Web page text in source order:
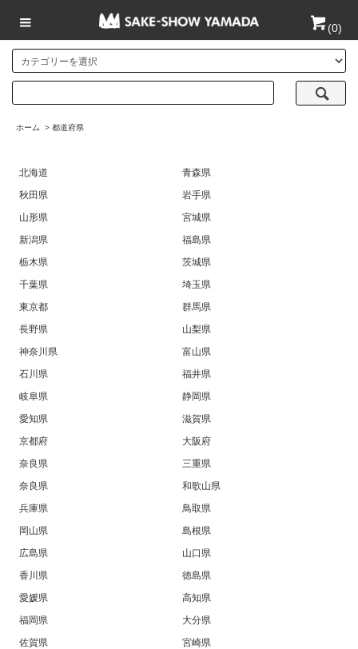
(0)
ホーム > 都道府県
北海道
青森県
秋田県
岩手県
山形県
宮城県
新潟県
福島県
栃木県
茨城県
千葉県
埼玉県
東京都
群馬県
長野県
山梨県
神奈川県
富山県
石川県
福井県
岐阜県
静岡県
愛知県
滋賀県
京都府
大阪府
奈良県
三重県
奈良県
和歌山県
兵庫県
鳥取県
岡山県
島根県
広島県
山口県
香川県
徳島県
愛媛県
高知県
福岡県
大分県
佐賀県
宮崎県